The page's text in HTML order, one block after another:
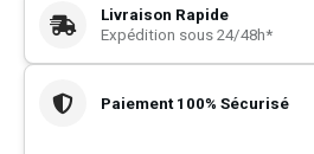
Livraison Rapide
Expédition sous 24/48h*
Paiement 100% Sécurisé